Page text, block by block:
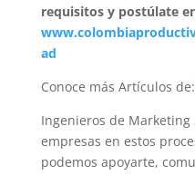
requisitos y postúlate
ad
Conoce más Artículos de:
Ingenieros de Marketing
empresas en estos
podemos apoyarte,